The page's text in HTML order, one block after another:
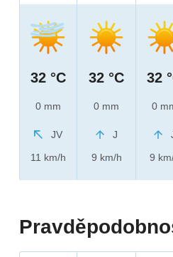
32 °C
0 mm
JV
11 km/h
32 °C
0 mm
J
9 km/h
32
0
9